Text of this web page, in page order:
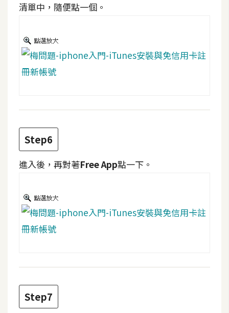
o
r
r
e
s
設
定
實
作
電
W
o
o
C
清單中，隨便點一個。
Step6
進入後，再對著Free App點一下。
Step7